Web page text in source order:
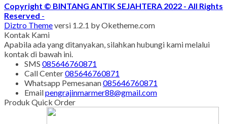
Copyright © BINTANG ANTIK SEJAHTERA 2022 - All Rights
Reserved -
Diztro Themeversi 1.2.1 by Oketheme.com
Kontak Kami
Apabila ada yang ditanyakan, silahkan hubungi kami melalui
kontak di bawah ini.
SMS 085646760871
Call Center085646760871
Whatsapp Pemesanan085646760871
Emailpengrajinmarmer88@gmail.com
Produk Quick Order